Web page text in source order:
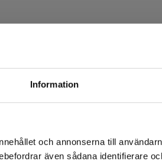
Information
och annonserna till
även sådana identifierare
fraktregion
du besöker studentlitteratur.se
Vi erbjuder inte leveranser